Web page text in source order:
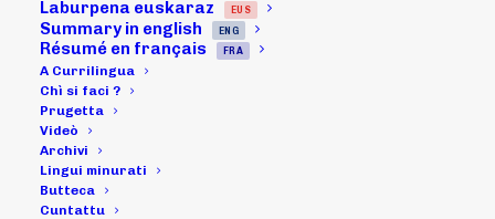
Laburpena euskaraz EUS
Summary in english ENG
Résumé en français FRA
A Currilingua
Chì si faci ?
Prugetta
Videò
Archivi
Lingui minurati
Butteca
Cuntattu
pettu à i lizzioni
tarrituriali di
23/02/2010